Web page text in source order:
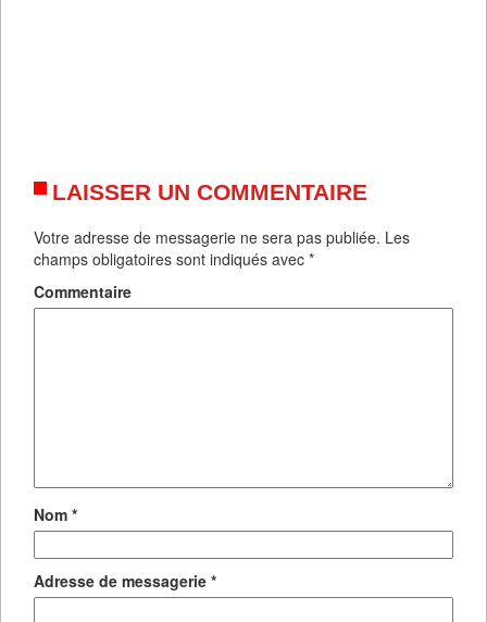
LAISSER UN COMMENTAIRE
Votre adresse de messagerie ne sera pas publiée. Les
champs obligatoires sont indiqués avec *
Commentaire
Nom *
Adresse de messagerie *